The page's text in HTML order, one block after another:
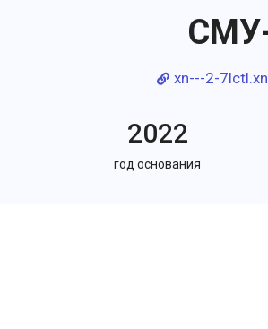
xn---2-
2022
год основания